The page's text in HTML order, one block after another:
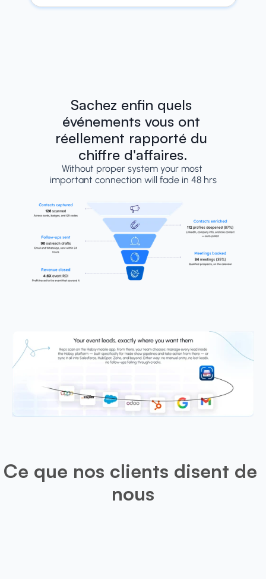
Sachez enfin quels
événements vous ont
réellement rapporté du
chiffre d'affaires.
Without proper system your most
important connection will fade in 48 hrs
Ce que nos clients disent de
nous